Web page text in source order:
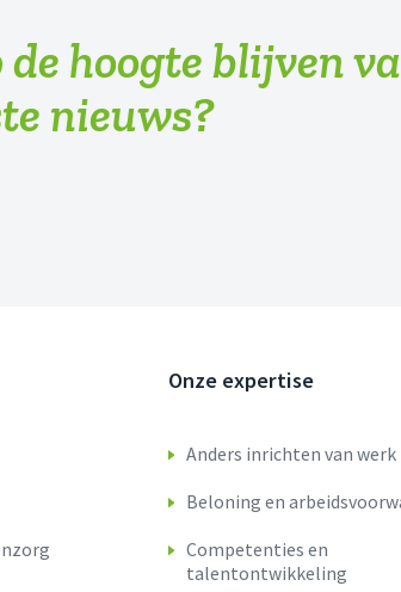
hoogte blijven
nieuws?
Onze expertise
Anders inrichten van werk
Beloning en
Competenties en
talentontwikkeling